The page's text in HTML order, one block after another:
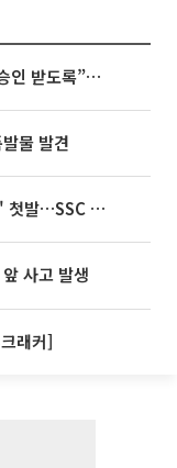
김정관 장관 “반도체 성과급, 주총 승인 받도록”…상법·자본시장법 개정 시사
물 발견
티웨이항공, 새 이름 '트리니티항공' 첫발…SSC 전략 본격화
사고 발생
래커]